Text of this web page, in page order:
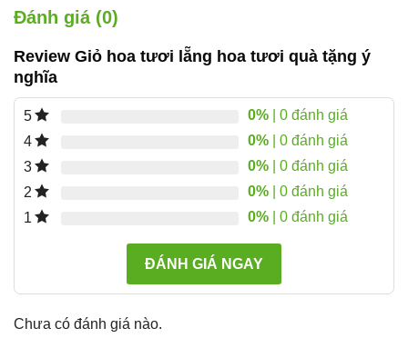
Đánh giá (0)
Review Giỏ hoa tươi lẵng hoa tươi quà tặng ý
nghĩa
5 0% | 0 đánh giá
4
0% | 0 đánh giá
3
0% | 0 đánh giá
2
0% | 0 đánh giá
1
0% | 0 đánh giá
ĐÁNH GIÁ NGAY
Chưa có đánh giá nào.